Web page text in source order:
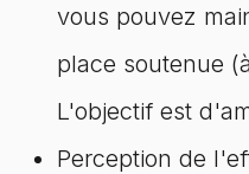
vous pouvez
place soutenue
L'objectif est
Perception de